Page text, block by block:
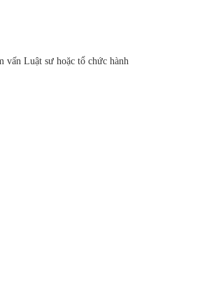
Luật sư hoặc tổ chức hành